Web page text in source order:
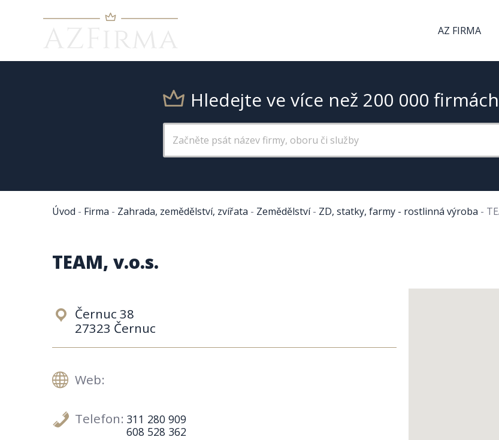
AZ FIRMA
Hledejte ve více než 200 000
Úvod - Firma - Zahrada, zemědělství, zvířata - Zemědělství- ZD, statky, farmy - rostlinná výroba -
TEAM, v.o.s.
Černuc 38
27323 Černuc
Web:
Telefon: 311 280 909
608 528 362